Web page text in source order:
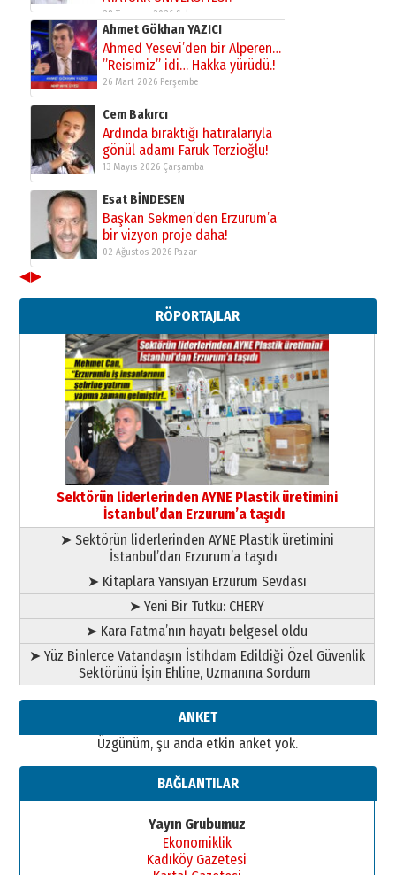
28 Temmuz 2026 Salı
Ahmet Gökhan YAZICI
Ahmed Yesevi’den bir Alperen…
”Reisimiz” idi… Hakka yürüdü.!
Cem Bakırcı
Ardında bıraktığı hatıralarıyla
gönül adamı Faruk Terzioğlu!
13 Mayıs 2026 Çarşamba
Esat BİNDESEN
Başkan Sekmen’den Erzurum’a
bir vizyon proje daha!
02 Ağustos 2026 Pazar
Erzurumspor’un köşe taşları
29 Haziran 2026 Pazartesi
Kenan GÜLERCİ
Murat Şahsuvaroğlu ERKON’da
çıtayı yukarı taşırken,
yönetimdekiler aşağı
çekmemeli!
17 Şubat 2026 Salı Orhan BOZKURT
Bir fotoğraf, bir şehir, bir
gazeteci… Dizginler kimin
elinde?
31 Mart 2026 Salı
A. Berhan Yılmaz
BİR BÖLÜM DEĞİL, BİR ÖMÜR
SEÇİYORSUNUZ… “NEDEN
ATATÜRK ÜNİVERSİTESİ?”
28 Temmuz 2026 Salı
Ahmet Gökhan YAZICI
Ahmed Yesevi’den bir Alperen…
”Reisimiz” idi… Hakka yürüdü.!
26 Mart 2026 Perşembe
Cem Bakırcı
Ardında bıraktığı hatıralarıyla
gönül adamı Faruk Terzioğlu!
13 Mayıs 2026 Çarşamba
Esat BİNDESEN
Başkan Sekmen’den Erzurum’a
bir vizyon proje daha!
02 Ağustos 2026 Pazar
◀▶
RÖPORTAJLAR
Sektörün liderlerinden AYNE Plastik üretimini
İstanbul’dan Erzurum’a taşıdı
➤ Sektörün liderlerinden AYNE Plastik üretimini
İstanbul’dan Erzurum’a taşıdı
➤ Kitaplara Yansıyan Erzurum Sevdası
➤ Yeni Bir Tutku: CHERY
➤ Kara Fatma’nın hayatı belgesel oldu
➤ Yüz Binlerce Vatandaşın İstihdam Edildiği Özel Güvenlik
Sektörünü İşin Ehline, Uzmanına Sordum
ANKET
Üzgünüm, şu anda etkin anket yok.
BAĞLANTILAR
Yayın Grubumuz
Ekonomiklik
Kadıköy Gazetesi